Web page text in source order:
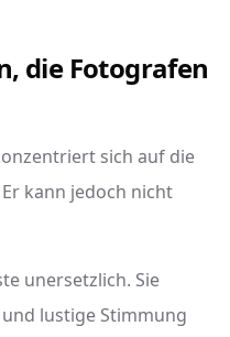
die Fotografen
sich auf die
kann jedoch nicht
unersetzlich. Sie
lustige Stimmung